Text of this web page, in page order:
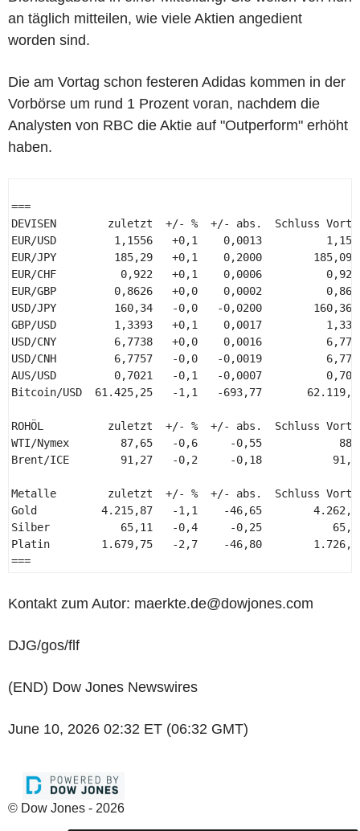
an täglich mitteilen, wie viele Aktien angedient
worden sind.
Die am Vortag schon festeren Adidas kommen in der
Vorbörse um rund 1 Prozent voran, nachdem die
Analysten von RBC die Aktie auf "Outperform" erhöht
haben.
===
DEVISEN        zuletzt  +/- %  +/- abs.  Schluss
EUR/USD         1,1556   +0,1    0,0013
EUR/JPY         185,29   +0,1    0,2000
EUR/CHF          0,922   +0,1    0,0006
EUR/GBP         0,8626   +0,0    0,0002
USD/JPY         160,34   -0,0   -0,0200
GBP/USD         1,3393   +0,1    0,0017
USD/CNY         6,7738   +0,0    0,0016
USD/CNH         6,7757   -0,0   -0,0019
AUS/USD         0,7021   -0,1   -0,0007
Bitcoin/USD  61.425,25   -1,1   -693,77
ROHÖL          zuletzt  +/- %  +/- abs.  Schluss
WTI/Nymex        87,65   -0,6     -0,55
Brent/ICE        91,27   -0,2     -0,18
Metalle        zuletzt  +/- %  +/- abs.  Schluss
Gold          4.215,87   -1,1    -46,65
Silber           65,11   -0,4     -0,25
Platin        1.679,75   -2,7    -46,80
===
Kontakt zum Autor: maerkte.de@dowjones.com
DJG/gos/flf
(END) Dow Jones Newswires
June 10, 2026 02:32 ET (06:32 GMT)
© Dow Jones - 2026